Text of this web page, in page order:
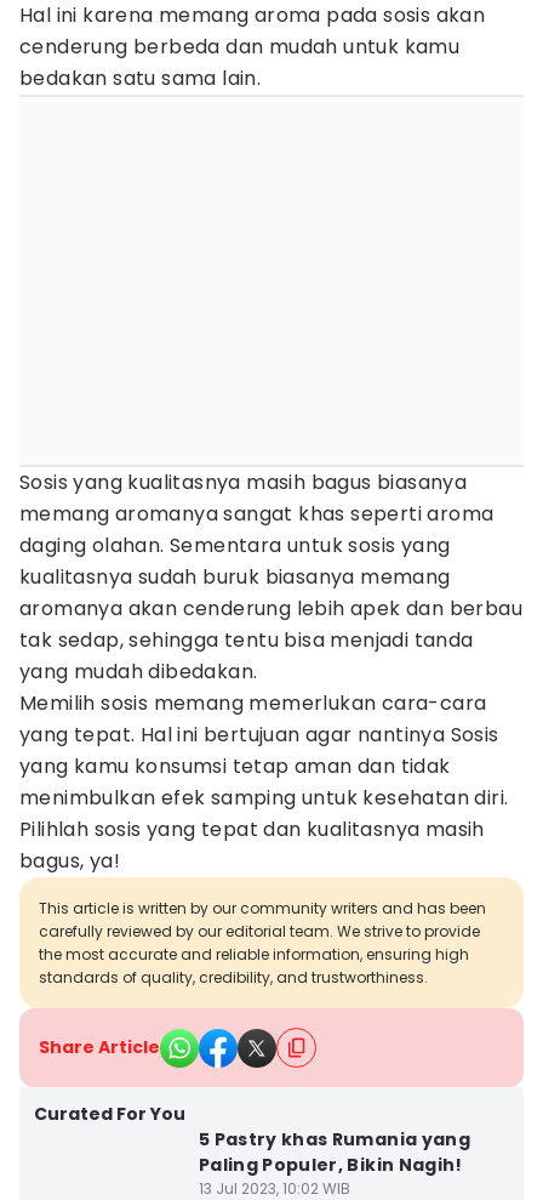
Hal ini karena memang aroma pada sosis akan
cenderung berbeda dan mudah untuk kamu
bedakan satu sama lain.
Sosis yang kualitasnya masih bagus biasanya
memang aromanya sangat khas seperti aroma
daging olahan. Sementara untuk sosis yang
kualitasnya sudah buruk biasanya memang
aromanya akan cenderung lebih apek dan berbau
tak sedap, sehingga tentu bisa menjadi tanda
yang mudah dibedakan.
Memilih sosis memang memerlukan cara-cara
yang tepat. Hal ini bertujuan agar nantinya Sosis
yang kamu konsumsi tetap aman dan tidak
menimbulkan efek samping untuk kesehatan diri.
Pilihlah sosis yang tepat dan kualitasnya masih
bagus, ya!
This article is written by our community writers and has been
carefully reviewed by our editorial team. We strive to provide
the most accurate and reliable information, ensuring high
standards of quality, credibility, and trustworthiness.
Share Article
Curated For You
5 Pastry khas Rumania yang
Paling Populer, Bikin Nagih!
13 Jul 2023, 10:02 WIB